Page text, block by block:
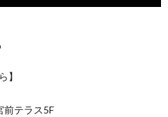
】
前テラス5F